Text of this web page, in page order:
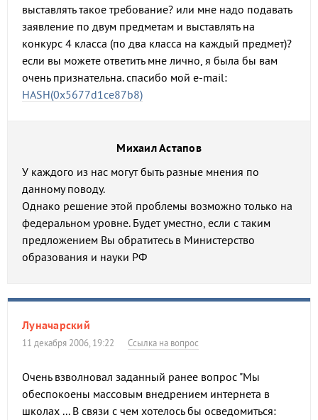
выставлять такое требование? или мне надо подавать
заявление по двум предметам и выставлять на
конкурс 4 класса (по два класса на каждый предмет)?
если вы можете ответить мне лично, я была бы вам
очень признательна. спасибо мой е-mail:
HASH(0x5677d1ce87b8)
Михаил Астапов
У каждого из нас могут быть разные мнения по
данному поводу.
Однако решение этой проблемы возможно только на
федеральном уровне. Будет уместно, если с таким
предложением Вы обратитесь в Министерство
образования и науки РФ
Луначарский
11 декабря 2006, 19:22 Ссылка на вопрос
Очень взволновал заданный ранее вопрос "Мы
обеспокоены массовым внедрением интернета в
школах ... В связи с чем хотелось бы осведомиться: